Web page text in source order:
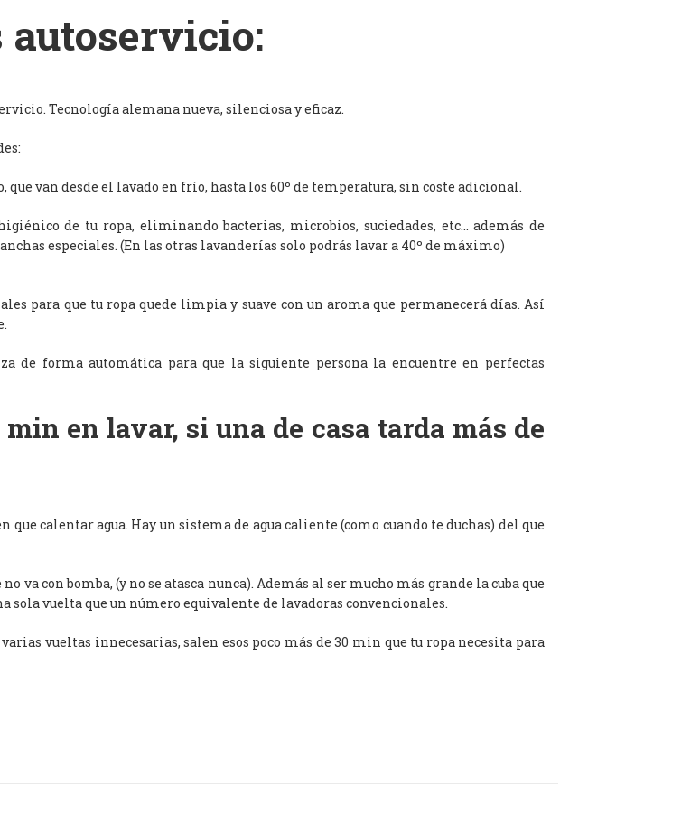
autoservicio:
Tecnología alemana nueva, silenciosa y eficaz.
van desde el lavado en frío, hasta los 60º de temperatura, sin coste adicional.
de tu ropa, eliminando bacterias, microbios, suciedades, etc… además de
especiales. (En las otras lavanderías solo podrás lavar a 40º de máximo)
para que tu ropa quede limpia y suave con un aroma que permanecerá días. Así
de forma automática para que la siguiente persona la encuentre en perfectas
en lavar, si una de casa tarda más de
calentar agua. Hay un sistema de agua caliente (como cuando te duchas) del que
va con bomba, (y no se atasca nunca). Además al ser mucho más grande la cuba que
sola vuelta que un número equivalente de lavadoras convencionales.
vueltas innecesarias, salen esos poco más de 30 min que tu ropa necesita para